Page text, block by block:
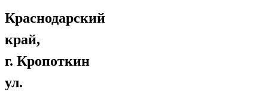
Краснодарский
край,
г. Кропоткин
ул.